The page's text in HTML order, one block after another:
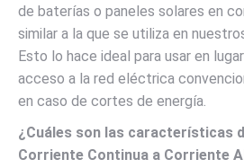
MARCA
CARSPA
cantidad
de baterías o paneles solares en
similar a la que se utiliza en
Esto lo hace ideal para usar en
acceso a la red eléctrica
en caso de cortes de energía.
¿Cuáles son las características
Corriente Continua a Corriente